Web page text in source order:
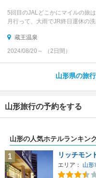
5回目のJALどこかにマイルの旅
月行って、大雨でJR終日運休の洗
蔵王温泉
2024/08/20～ （2日間）
山形県の旅
山形旅行の予約をする
山形の人気ホテルランキン
1 リッチモン
エリア： 山形